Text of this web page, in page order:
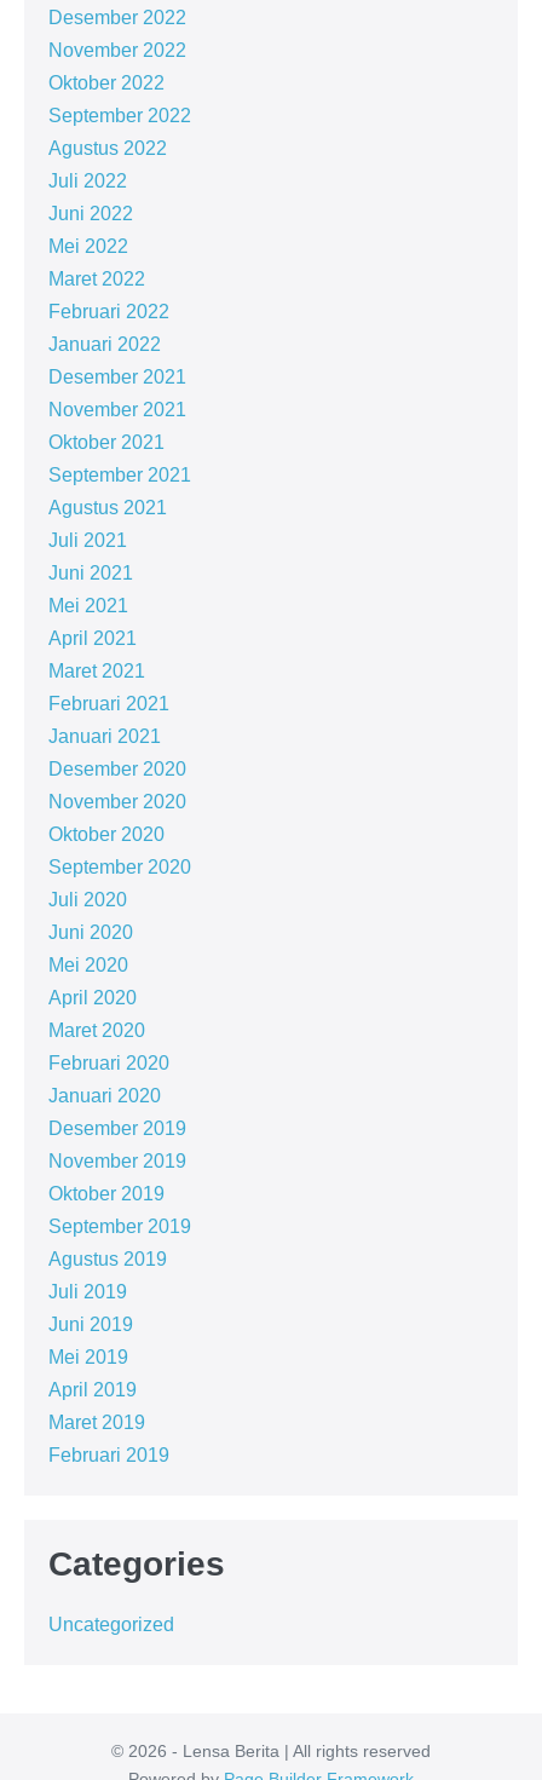
Desember 2022
November 2022
Oktober 2022
September 2022
Agustus 2022
Juli 2022
Juni 2022
Mei 2022
Maret 2022
Februari 2022
Januari 2022
Desember 2021
November 2021
Oktober 2021
September 2021
Agustus 2021
Juli 2021
Juni 2021
Mei 2021
April 2021
Maret 2021
Februari 2021
Januari 2021
Desember 2020
November 2020
Oktober 2020
September 2020
Juli 2020
Juni 2020
Mei 2020
April 2020
Maret 2020
Februari 2020
Januari 2020
Desember 2019
November 2019
Oktober 2019
September 2019
Agustus 2019
Juli 2019
Juni 2019
Mei 2019
April 2019
Maret 2019
Februari 2019
Categories
Uncategorized
© 2026 - Lensa Berita | All rights reserved